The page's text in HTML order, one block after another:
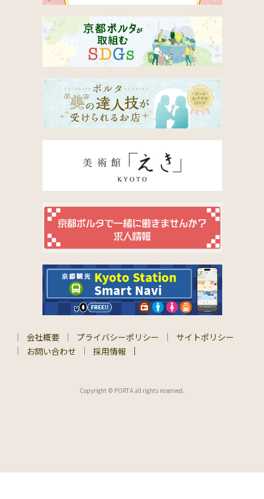
会社概要 プライバシーポリシー
サイトポリシー
お問い合わせ
採用情報
Copyright © PORTA all rights reserved.